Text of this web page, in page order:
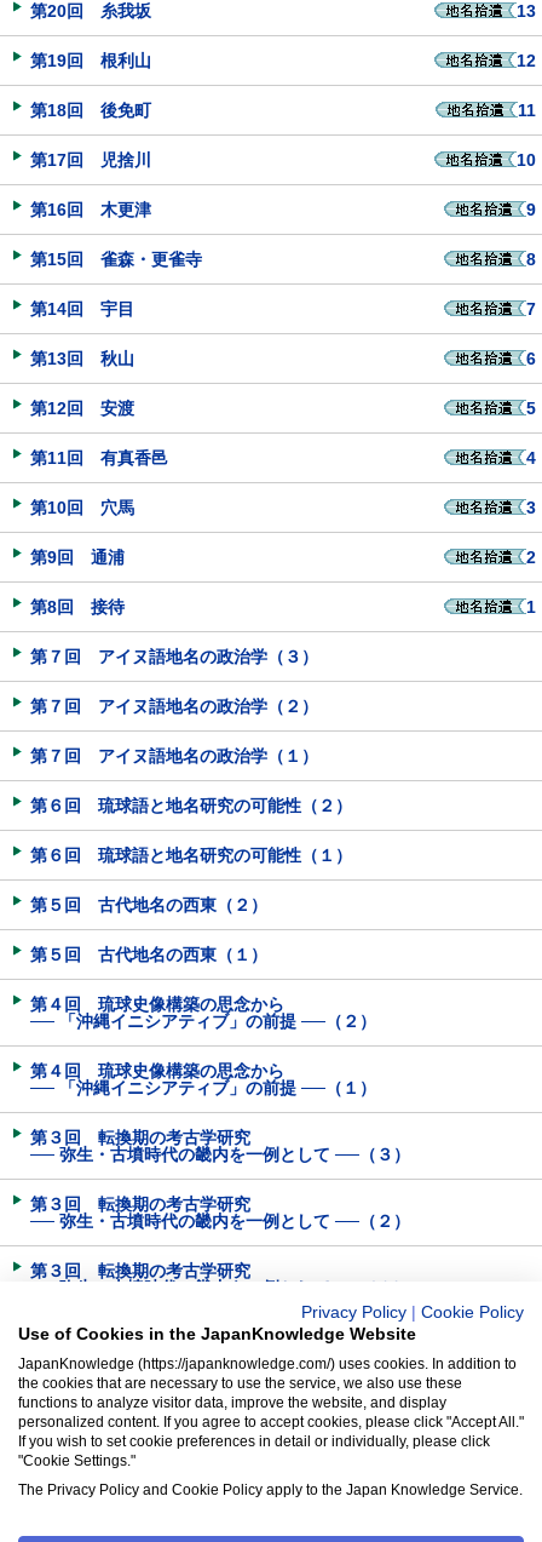
第20回 糸我坂 13
第19回 根利山 12
第18回 後免町 11
第17回 児捨川 10
第16回 木更津 9
第15回 雀森・更雀寺 8
第14回 宇目 7
第13回 秋山 6
第12回 安渡 5
第11回 有真香邑 4
第10回 穴馬 3
第9回 通浦 2
第8回 接待 1
第７回 アイヌ語地名の政治学（３）
第７回 アイヌ語地名の政治学（２）
第７回 アイヌ語地名の政治学（１）
第６回 琉球語と地名研究の可能性（２）
第６回 琉球語と地名研究の可能性（１）
第５回 古代地名の西東（２）
第５回 古代地名の西東（１）
第４回 琉球史像構築の思念から
── 「沖縄イニシアティブ」の前提 ──（２）
第４回 琉球史像構築の思念から
── 「沖縄イニシアティブ」の前提 ──（１）
第３回 転換期の考古学研究
── 弥生・古墳時代の畿内を一例として ──（３）
第３回 転換期の考古学研究
── 弥生・古墳時代の畿内を一例として ──（２）
第３回 転換期の考古学研究
── 弥生・古墳時代の畿内を一例として ──（１）
第２回 地名の表記と変遷（３）
第２回 地名の表記と変遷（２）
第２回 地名の表記と変遷（１）
第１回 「国」という地域──クニの原郷──
Privacy Policy
Cookie Policy
Use of Cookies in the JapanKnowledge Website
JapanKnowledge (https://japanknowledge.com/) uses cookies. In addition to
the cookies that are necessary to use the service, we also use these
functions to analyze visitor data, improve the website, and display
personalized content. If you agree to accept cookies, please click "Accept All."
If you wish to set cookie preferences in detail or individually, please click
"Cookie Settings."
The Privacy Policy and Cookie Policy apply to the Japan Knowledge Service.